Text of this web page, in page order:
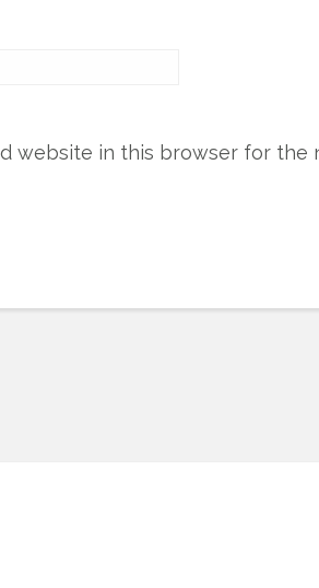
website in this browser for the